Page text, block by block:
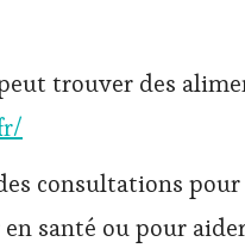
trouver des
consultations
santé ou pour